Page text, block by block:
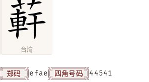
台湾
郑码 efae 四角号码 44541